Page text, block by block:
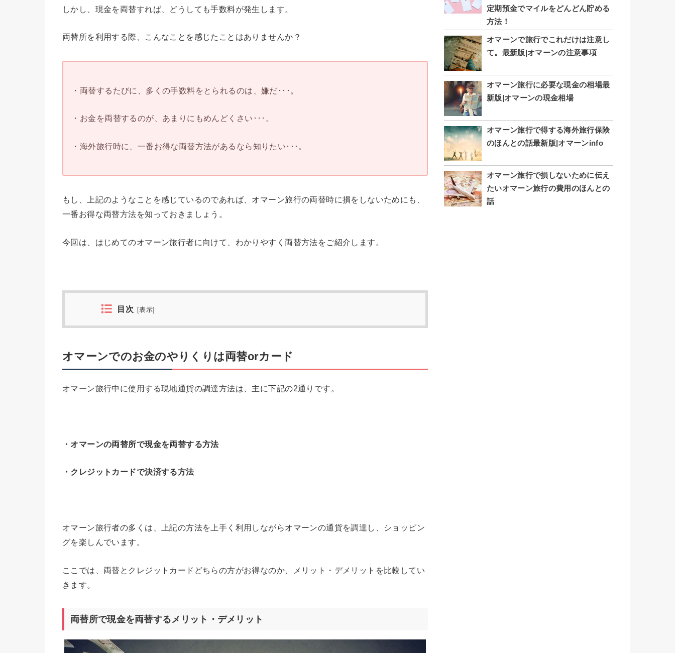
しかし、現金を両替すれば、どうしても手数料が発生します。
両替所を利用する際、こんなことを感じたことはありませんか？
・両替するたびに、多くの手数料をとられるのは、嫌だ･･･。
・お金を両替するのが、あまりにもめんどくさい･･･。
・海外旅行時に、一番お得な両替方法があるなら知りたい･･･。
もし、上記のようなことを感じているのであれば、オマーン旅行の両替時に損をしないためにも、
一番お得な両替方法を知っておきましょう。
今回は、はじめてのオマーン旅行者に向けて、わかりやすく両替方法をご紹介します。
目次 [表示
オマーンでのお金のやりくりは両替orカード
オマーン旅行中に使用する現地通貨の調達方法は、主に下記の2通りです。
・オマーンの両替所で現金を両替する方法
・クレジットカードで決済する方法
オマーン旅行者の多くは、上記の方法を上手く利用しながらオマーンの通貨を調達し、ショッピン
グを楽しんでいます。
ここでは、両替とクレジットカードどちらの方がお得なのか、メリット・デメリットを比較してい
きます。
両替所で現金を両替するメリット・デメリット
定期預金でマイルをどんどん貯める
方法！
オマーンで旅行でこれだけは注意し
て。最新版|オマーンの注意事項
オマーン旅行に必要な現金の相場最
新版|オマーンの現金相場
オマーン旅行で得する海外旅行保険
のほんとの話最新版|オマーンinfo
オマーン旅行で損しないために伝え
たいオマーン旅行の費用のほんとの
話